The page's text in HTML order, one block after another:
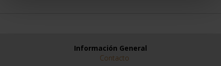
Información General
Contacto